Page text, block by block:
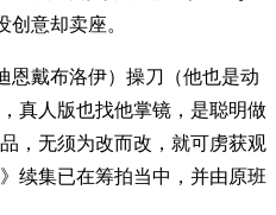
创意却卖座。
恩戴布洛伊）操刀（他也是动
真人版也找他掌镜，是聪明做
，无须为改而改，就可虏获观
续集已在筹拍当中，并由原班